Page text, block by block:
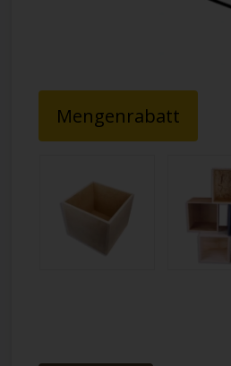
Mengenrabatt